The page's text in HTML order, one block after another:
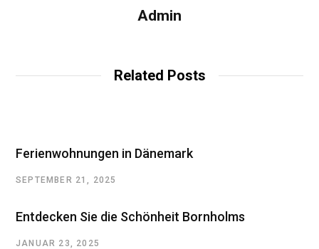
Admin
Related Posts
Ferienwohnungen in Dänemark
SEPTEMBER 21, 2025
Entdecken Sie die Schönheit Bornholms
JANUAR 23, 2025